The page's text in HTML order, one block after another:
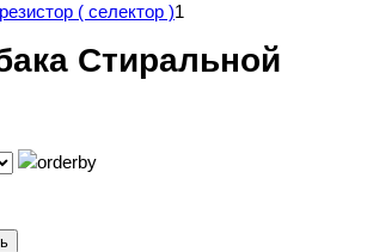
( селектор )1
Стиральной